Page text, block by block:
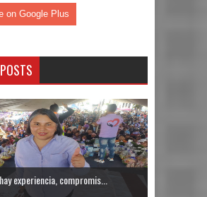
on Google Plus
experiencia, compromis...